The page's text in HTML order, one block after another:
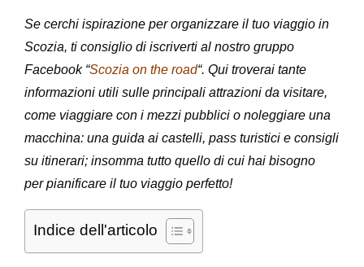
Se cerchi ispirazione per organizzare il tuo viaggio in
Scozia, ti consiglio di iscriverti al nostro gruppo
Facebook “Scozia on the road“. Qui troverai tante
informazioni utili sulle principali attrazioni da visitare,
come viaggiare con i mezzi pubblici o noleggiare una
macchina: una guida ai castelli, pass turistici e consigli
su itinerari; insomma tutto quello di cui hai bisogno
per pianificare il tuo viaggio perfetto!
Indice dell'articolo